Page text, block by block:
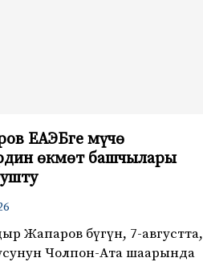
ЕАЭБге мүчө
өкмөт башчылары
Жапаров бүгүн, 7-августта,
Чолпон-Ата шаарында